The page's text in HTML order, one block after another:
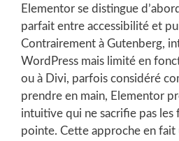
Elementor se distingue
parfait entre accessibilité et
Contrairement à Gutenberg,
WordPress mais limité en
ou à Divi, parfois considéré
prendre en main, Elementor
intuitive qui ne sacrifie pas
pointe. Cette approche en